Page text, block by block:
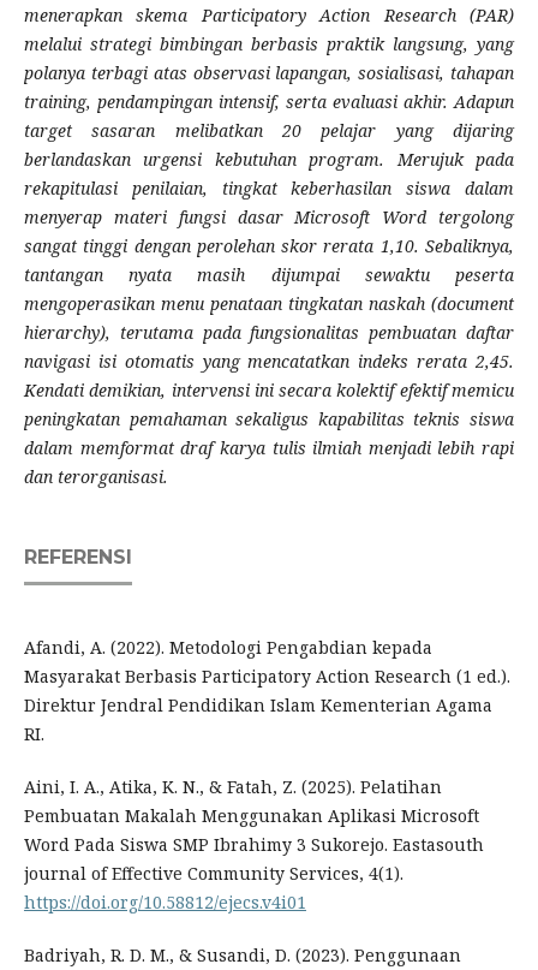
menerapkan skema Participatory Action Research (PAR)
melalui strategi bimbingan berbasis praktik langsung, yang
polanya terbagi atas observasi lapangan, sosialisasi, tahapan
training, pendampingan intensif, serta evaluasi akhir. Adapun
target sasaran melibatkan 20 pelajar yang dijaring
berlandaskan urgensi kebutuhan program. Merujuk pada
rekapitulasi penilaian, tingkat keberhasilan siswa dalam
menyerap materi fungsi dasar Microsoft Word tergolong
sangat tinggi dengan perolehan skor rerata 1,10. Sebaliknya,
tantangan nyata masih dijumpai sewaktu peserta
mengoperasikan menu penataan tingkatan naskah (document
hierarchy), terutama pada fungsionalitas pembuatan daftar
navigasi isi otomatis yang mencatatkan indeks rerata 2,45.
Kendati demikian, intervensi ini secara kolektif efektif memicu
peningkatan pemahaman sekaligus kapabilitas teknis siswa
dalam memformat draf karya tulis ilmiah menjadi lebih rapi
dan terorganisasi.
REFERENSI
Afandi, A. (2022). Metodologi Pengabdian kepada
Masyarakat Berbasis Participatory Action Research (1 ed.).
Direktur Jendral Pendidikan Islam Kementerian Agama
RI.
Aini, I. A., Atika, K. N., & Fatah, Z. (2025). Pelatihan
Pembuatan Makalah Menggunakan Aplikasi Microsoft
Word Pada Siswa SMP Ibrahimy 3 Sukorejo. Eastasouth
journal of Effective Community Services, 4(1).
https://doi.org/10.58812/ejecs.v4i01
Badriyah, R. D. M., & Susandi, D. (2023). Penggunaan